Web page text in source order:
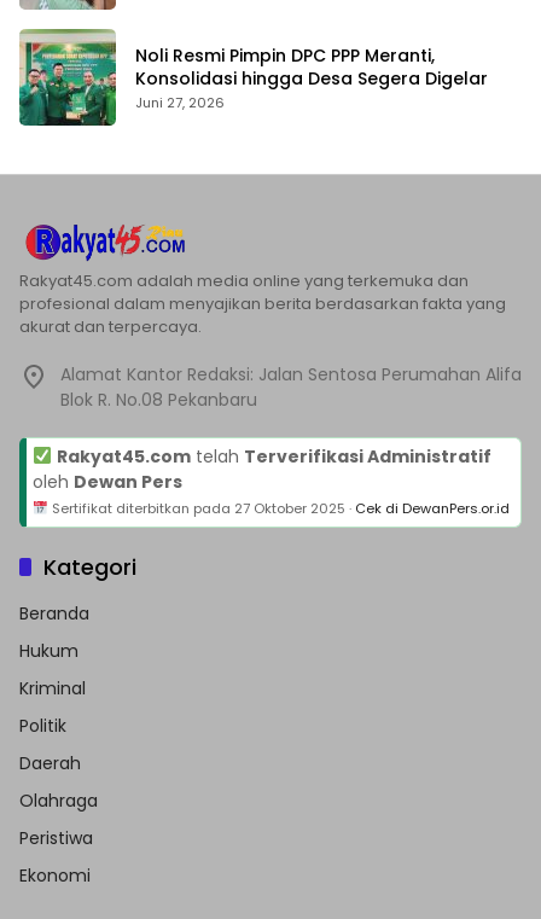
Noli Resmi Pimpin DPC PPP Meranti,
Konsolidasi hingga Desa Segera Digelar
Juni 27, 2026
Rakyat45.com adalah media online yang terkemuka dan
profesional dalam menyajikan berita berdasarkan fakta yang
akurat dan terpercaya.
Alamat Kantor Redaksi: Jalan Sentosa Perumahan Alifa
Blok R. No.08 Pekanbaru
Rakyat45.comtelah Terverifikasi Administratif
oleh Dewan Pers
Sertifikat diterbitkan pada 27 Oktober 2025 · Cek di DewanPers.or.id
Kategori
Beranda
Hukum
Kriminal
Politik
Daerah
Olahraga
Peristiwa
Ekonomi